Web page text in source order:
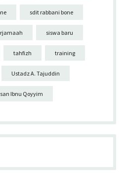
sdit rabbani bone
siswa baru
tahfizh training
Ustadz A. Tajuddin
Ibnu Qoyyim